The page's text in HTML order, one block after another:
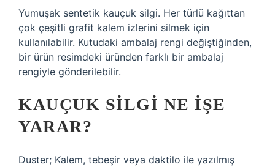
Yumuşak sentetik kauçuk silgi. Her türlü kağıttan
çok çeşitli grafit kalem izlerini silmek için
kullanılabilir. Kutudaki ambalaj rengi değiştiğinden,
bir ürün resimdeki üründen farklı bir ambalaj
rengiyle gönderilebilir.
KAUÇUK SILGI NE IŞE
YARAR?
Duster; Kalem, tebeşir veya daktilo ile yazılmış